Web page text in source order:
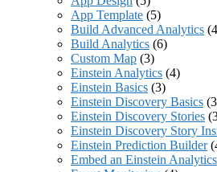
App Template (5)
Build Advanced Analytics
Build Analytics (6)
Custom Map (3)
Einstein Analytics (4)
Einstein Basics (3)
Einstein Discovery Basics
Einstein Discovery Stories
Einstein Discovery Story
Einstein Prediction Builder
Embed an Einstein Analytics